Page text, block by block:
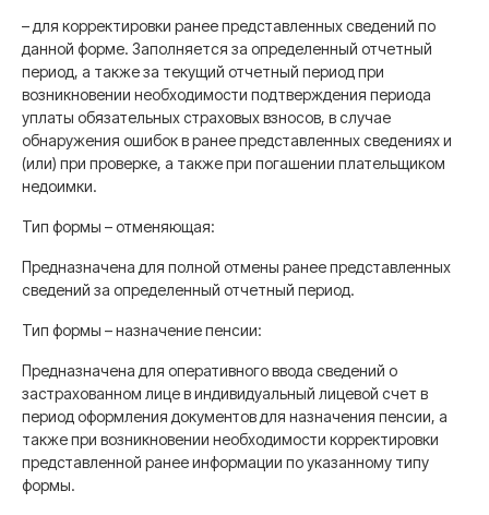
– для корректировки ранее представленных сведений по
данной форме. Заполняется за определенный отчетный
период, а также за текущий отчетный период при
возникновении необходимости подтверждения периода
уплаты обязательных страховых взносов, в случае
обнаружения ошибок в ранее представленных сведениях и
(или) при проверке, а также при погашении плательщиком
недоимки.
Тип формы – отменяющая:
Предназначена для полной отмены ранее представленных
сведений за определенный отчетный период.
Тип формы – назначение пенсии:
Предназначена для оперативного ввода сведений о
застрахованном лице в индивидуальный лицевой счет в
период оформления документов для назначения пенсии, а
также при возникновении необходимости корректировки
представленной ранее информации по указанному типу
формы.